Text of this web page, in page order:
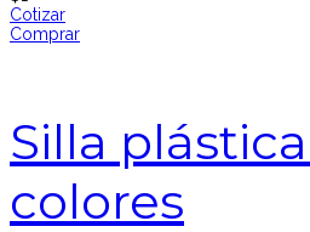
Cotizar
Comprar
Silla
colores